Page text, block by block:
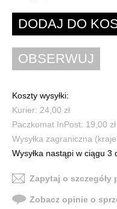
Koszty wysyłki:
Kurier: 24,00 zł
Paczkomat InPost: 19,00 zł
Wysyłka zagraniczna
Wysyłka nastąpi w ciągu 3
Zapytaj o szczegóły
Zobacz opinie o